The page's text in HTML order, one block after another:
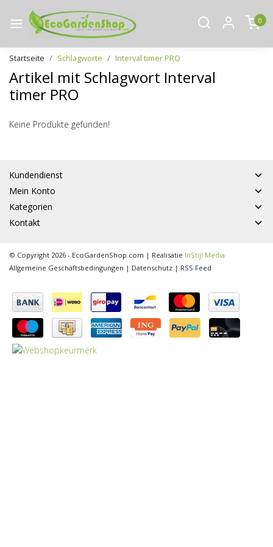
0
Startseite Schlagworte Interval timer PRO
Artikel mit Schlagwort Interval
timer PRO
Keine Produkte gefunden!
Kundendienst
Mein Konto
Kategorien
Kontakt
© Copyright 2026 - EcoGardenShop.com | Realisatie InStijl Media
Allgemeine Geschäftsbedingungen | Datenschutz | RSS Feed